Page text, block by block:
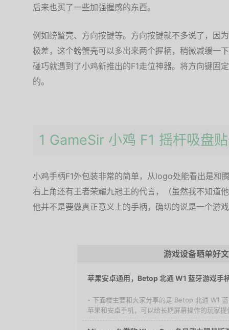
后来也买了一些加强握感的东西。
例如螃蟹壳、方向按键等。方向按键就不多说了，因
极差，这个螃蟹壳可以多出来两个握柄，稍微减缓一
碰巧就遇到了小鸡新推出的F1走位神器。将方向键固
的。
1 GameSir 小鸡 F1 摇杆吸盘
小鸡手柄F1外包装非常的简单，从logo处能看出是和
右上角还有王者荣耀九冠王的代言，（虽然我不知道
他并不是要做真正意义上的手柄，确切的说是一个游
游戏设备晒单好
苹果安卓通用，Betop 北通 W1 蓝牙游戏手
- 下面楼主要和大家分享的是 Betop 北通 W1
苹果和安卓手机，可以给长期屏幕操作的玩家